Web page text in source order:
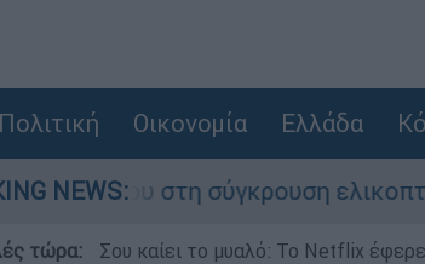
Πολιτική Οικονομία Ελλάδα
NEWS:
στη σύγκρουση ελικοπτέρων
τώρα: Σου καίει το μυαλό: Το Netflix